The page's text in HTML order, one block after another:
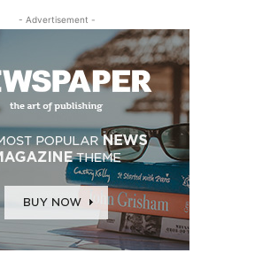
- Advertisement -